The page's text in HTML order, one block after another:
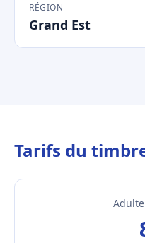
RÉGION
Grand Est
Tarifs du